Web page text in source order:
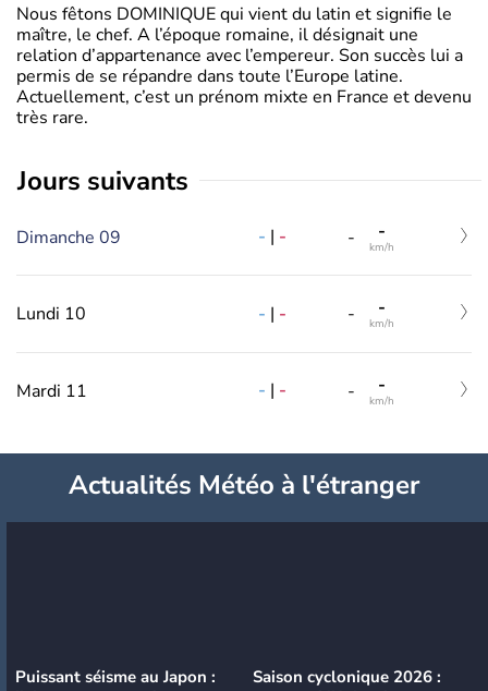
Nous fêtons DOMINIQUE qui vient du latin et signifie le
maître, le chef. A l’époque romaine, il désignait une
relation d’appartenance avec l’empereur. Son succès lui a
permis de se répandre dans toute l’Europe latine.
Actuellement, c’est un prénom mixte en France et devenu
très rare.
jours suivants
Dimanche 09 - | - - -
km/h
Lundi 10 - | - - -
km/h
Mardi 11 - | - - -
km/h
Actualités Météo à l'étranger
Puissant séisme au Japon :
Saison cyclonique 2026 :